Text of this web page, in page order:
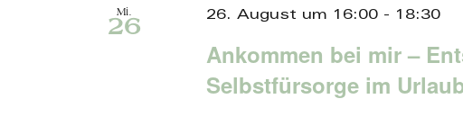
Mi.
26
Ankommen bei mir –
Selbstfürsorge im
26. August um 16:00- 18:30